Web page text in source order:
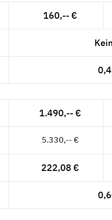
160,-- €
1.490,-- €
5.330,-- €
222,08 €